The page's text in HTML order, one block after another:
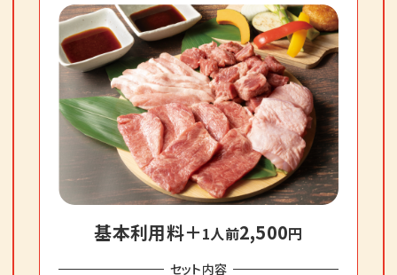
基本利用料＋1人前2,500円
セット内容